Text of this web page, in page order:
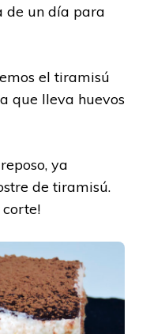
de un día para
el tiramisú
que lleva huevos
ya
de tiramisú.